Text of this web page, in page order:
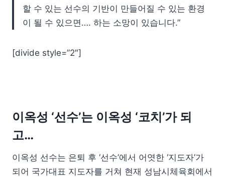
할 수 있는 선수의 기반이 만들어질 수 있는 환경
이 될 수 있으면…. 하는 소망이 있습니다.”
[divide style=”2″]
이옥성 ‘선수’는 이옥성 ‘코치 ’가 되
고…
이옥성 선수는 은퇴 후 ‘선수’에서 어엿한 ‘지도자’가
되어 국가대표 지도자를 거쳐 현재 성남시체육회에서